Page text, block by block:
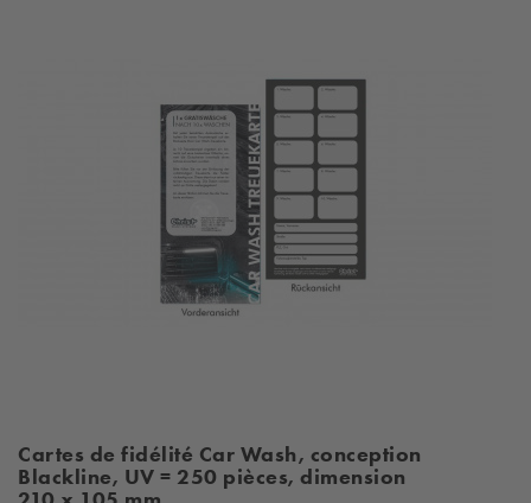
Cartes de fidélité Car Wash, conception
Blackline, UV = 250 pièces, dimension